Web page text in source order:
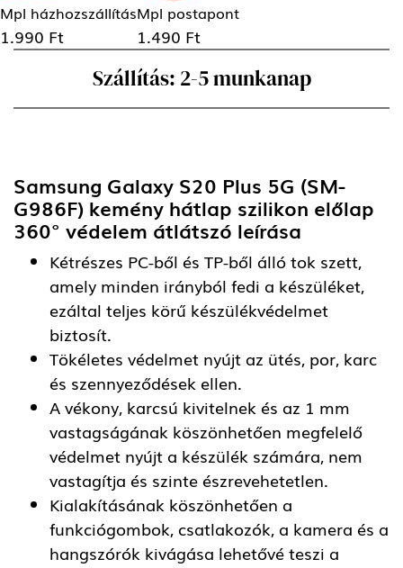
Mpl házhozszállítás
1.990 Ft
Mpl postapont
1.490 Ft
Szállítás: 2-5 munkanap
Samsung Galaxy S20 Plus 5G (SM-
G986F) kemény hátlap szilikon előlap
360° védelem átlátszó leírása
Kétrészes PC-ből és TP-ből álló tok szett,
amely minden irányból fedi a készüléket,
ezáltal teljes körű készülékvédelmet
biztosít.
Tökéletes védelmet nyújt az ütés, por, karc
és szennyeződések ellen.
A vékony, karcsú kivitelnek és az 1 mm
vastagságának köszönhetően megfelelő
védelmet nyújt a készülék számára, nem
vastagítja és szinte észrevehetetlen.
Kialakításának köszönhetően a
funkciógombok, csatlakozók, a kamera és a
hangszórók kivágása lehetővé teszi a